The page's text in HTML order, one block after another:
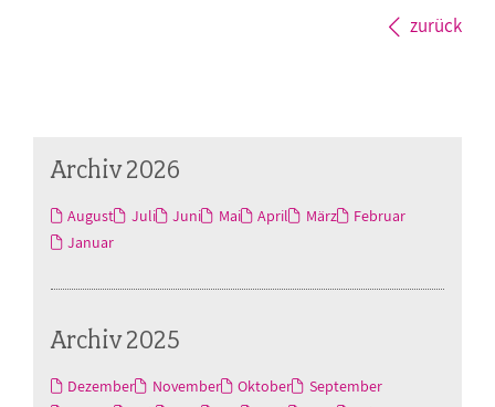
zurück
Archiv 2026
August Juli Juni Mai April März
Februar
Januar
Archiv 2025
Dezember November Oktober
September